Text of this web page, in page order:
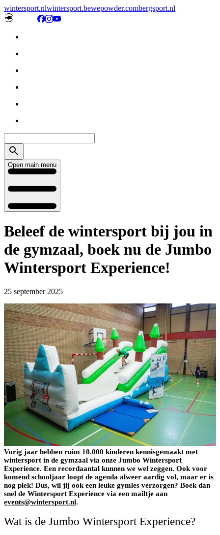
wintersport.nlwintersport.bewepowder.combergsport.nl
Open main menu
Beleef de wintersport bij jou in
de gymzaal, boek nu de Jumbo
Wintersport Experience!
25 september 2025
Vorig jaar hebben ruim 10.000 kinderen kennisgemaakt met
wintersport in de gymzaal via onze Jumbo Wintersport
Experience. Een recordaantal kunnen we wel zeggen. Ook voor
komend schooljaar loopt de agenda alweer aardig vol, maar er is
nog plek! Dus, wil jij ook een leuke gymles verzorgen? Boek dan
snel de Wintersport Experience via een mailtje aan
events@wintersport.nl.
Wat is de Jumbo Wintersport Experience?